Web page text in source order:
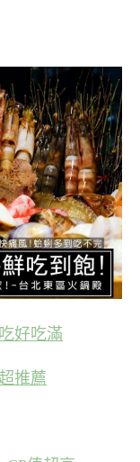
好吃滿
推薦